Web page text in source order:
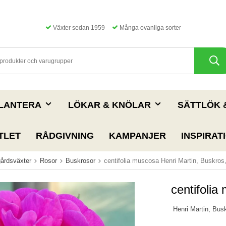
Växter sedan 1959 Många ovanliga sorter
LÖKAR & KNÖLAR SÄTTLÖK
RÅDGIVNING KAMPANJER
Rosor Buskrosor centifolia muscosa Henri Martin,
centifolia
Henri Martin,